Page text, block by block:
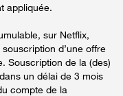
appliquée.
sur Netflix,
d’une offre
Souscription de la (des)
un délai de 3 mois
compte de la